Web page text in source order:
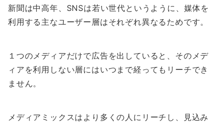
新聞は中高年、SNSは若い世代というように、媒体を
利用する主なユーザー層はそれぞれ異なるためです。
１つのメディアだけで広告を出していると、そのメデ
ィアを利用しない層にはいつまで経ってもリーチでき
ません。
メディアミックスはより多くの人にリーチし、見込み